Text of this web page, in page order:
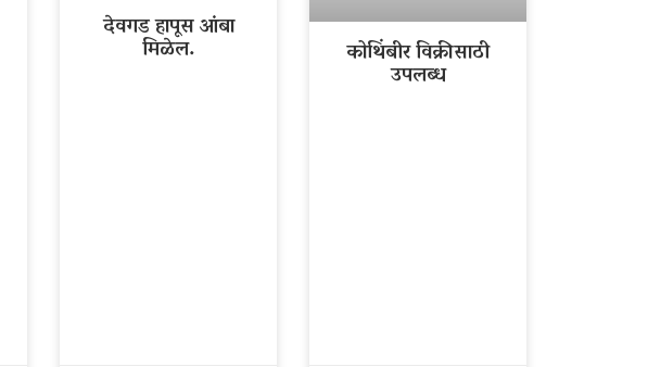
देवगड हापूस आंबा
मिळेल. कोथिंबीर विक्रीसाठी
उपलब्ध